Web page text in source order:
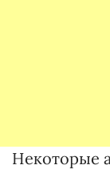
Некоторые